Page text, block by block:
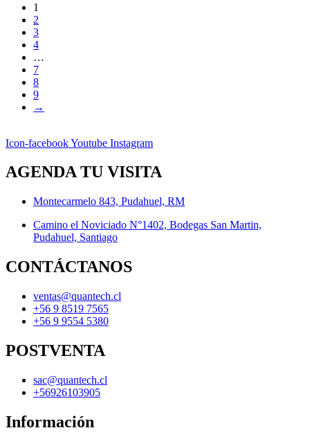
1
2
3
4
…
7
8
9
→
Icon-facebookYoutube Instagram
AGENDA TU VISITA
Montecarmelo 843, Pudahuel, RM
Camino el Noviciado N°1402, Bodegas San Martin,
Pudahuel, Santiago
CONTÁCTANOS
ventas@quantech.cl
+56 9 8519 7565
+56 9 9554 5380
POSTVENTA
sac@quantech.cl
+56926103905
Información